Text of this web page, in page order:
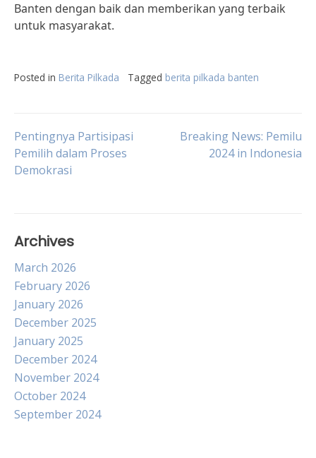
Banten dengan baik dan memberikan yang terbaik
untuk masyarakat.
Posted in Berita Pilkada Tagged berita pilkada banten
Post
navigation
Pentingnya Partisipasi
Pemilih dalam Proses
Demokrasi
Breaking News: Pemilu
2024 in Indonesia
Archives
March 2026
February 2026
January 2026
December 2025
January 2025
December 2024
November 2024
October 2024
September 2024